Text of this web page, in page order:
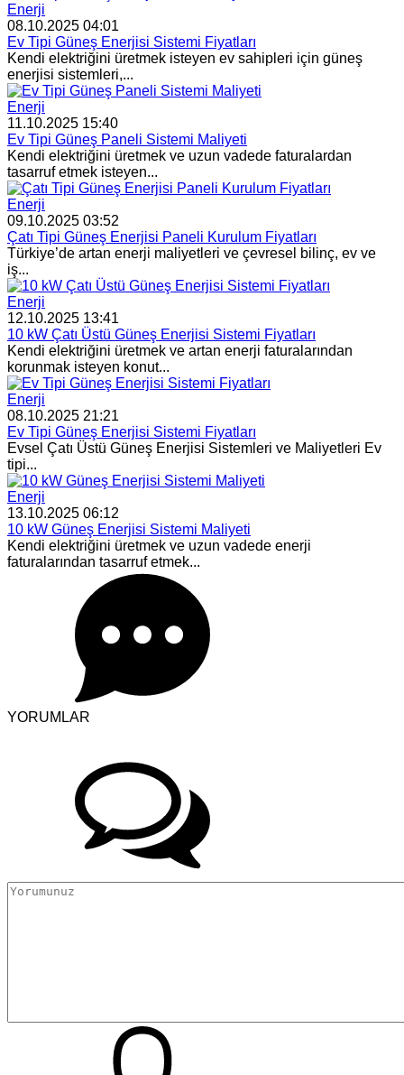
Enerji
08.10.2025 04:01
Ev Tipi Güneş Enerjisi Sistemi Fiyatları
Kendi elektriğini üretmek isteyen ev sahipleri için güneş
enerjisi sistemleri,...
Enerji
11.10.2025 15:40
Ev Tipi Güneş Paneli Sistemi Maliyeti
Kendi elektriğini üretmek ve uzun vadede faturalardan
tasarruf etmek isteyen...
Enerji
09.10.2025 03:52
Çatı Tipi Güneş Enerjisi Paneli Kurulum Fiyatları
Türkiye’de artan enerji maliyetleri ve çevresel bilinç, ev ve
iş...
Enerji
12.10.2025 13:41
10 kW Çatı Üstü Güneş Enerjisi Sistemi Fiyatları
Kendi elektriğini üretmek ve artan enerji faturalarından
korunmak isteyen konut...
Enerji
08.10.2025 21:21
Ev Tipi Güneş Enerjisi Sistemi Fiyatları
Evsel Çatı Üstü Güneş Enerjisi Sistemleri ve Maliyetleri Ev
tipi...
Enerji
13.10.2025 06:12
10 kW Güneş Enerjisi Sistemi Maliyeti
Kendi elektriğini üretmek ve uzun vadede enerji
faturalarından tasarruf etmek...
YORUMLAR